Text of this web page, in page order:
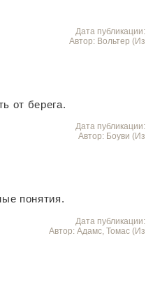
Дата
Автор: Вольтер
от берега.
Дата
Автор: Боуви
понятия.
Дата
Автор: Адамс, Томас